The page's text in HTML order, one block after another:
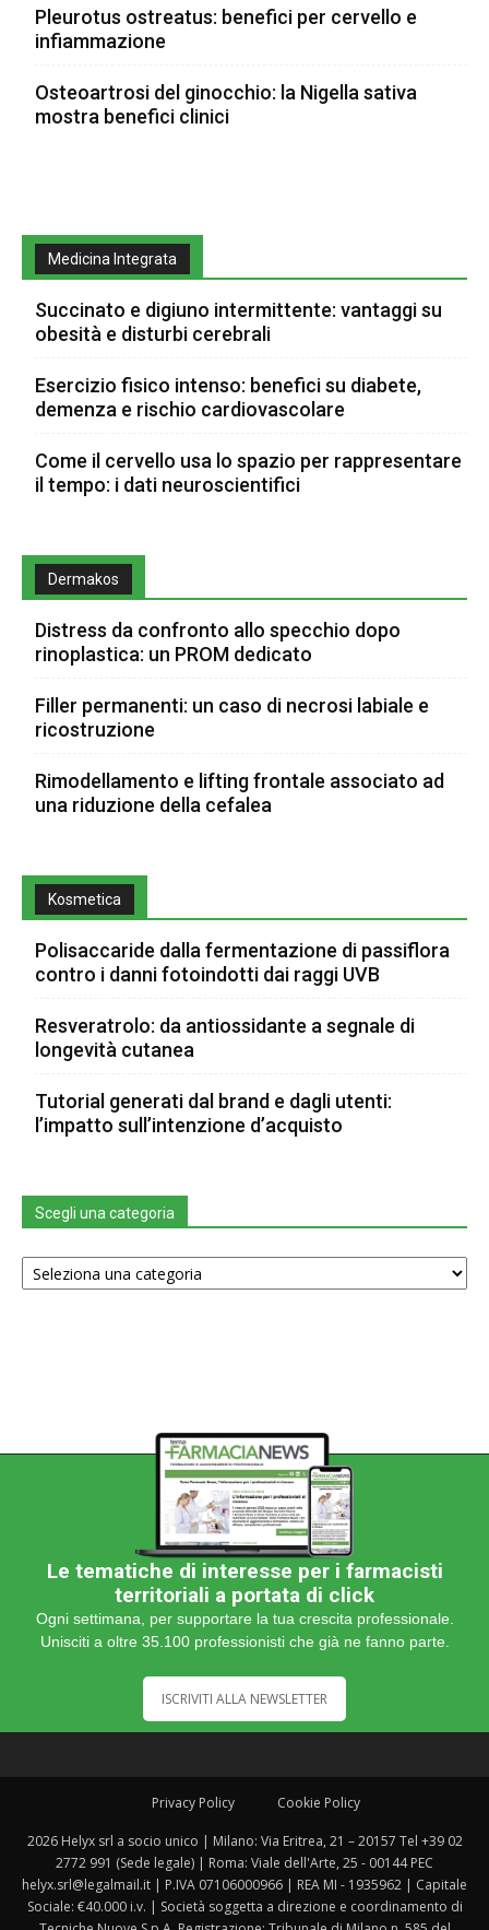
Pleurotus ostreatus: benefici per cervello e
infiammazione
Osteoartrosi del ginocchio: la Nigella sativa
mostra benefici clinici
Medicina Integrata
Succinato e digiuno intermittente: vantaggi su
obesità e disturbi cerebrali
Esercizio fisico intenso: benefici su diabete,
demenza e rischio cardiovascolare
Come il cervello usa lo spazio per rappresentare
il tempo: i dati neuroscientifici
Dermakos
Distress da confronto allo specchio dopo
rinoplastica: un PROM dedicato
Filler permanenti: un caso di necrosi labiale e
ricostruzione
Rimodellamento e lifting frontale associato ad
una riduzione della cefalea
Kosmetica
Polisaccaride dalla fermentazione di passiflora
contro i danni fotoindotti dai raggi UVB
Resveratrolo: da antiossidante a segnale di
longevità cutanea
Tutorial generati dal brand e dagli utenti:
l’impatto sull’intenzione d’acquisto
Scegli una categoria
Scegli
una
Le tematiche di interesse per i farmacisti
territoriali a portata di click
Ogni settimana, per supportare la tua crescita professionale.
Unisciti a oltre 35.100 professionisti che già ne fanno parte.
ISCRIVITI ALLA NEWSLETTER
Privacy Policy Cookie Policy
2026 Helyx srl a socio unico | Milano: Via Eritrea, 21 – 20157 Tel +39 02
2772 991 (Sede legale) | Roma: Viale dell'Arte, 25 - 00144 PEC
helyx.srl@legalmail.it | P.IVA 07106000966 | REA MI - 1935962 | Capitale
Sociale: €40.000 i.v. | Società soggetta a direzione e coordinamento di